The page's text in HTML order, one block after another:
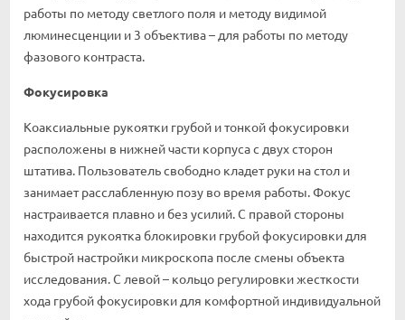
работы по методу светлого поля и методу видимой
люминесценции и 3 объектива – для работы по методу
фазового контраста.
Фокусировка
Коаксиальные рукоятки грубой и тонкой фокусировки
расположены в нижней части корпуса с двух сторон
штатива. Пользователь свободно кладет руки на стол и
занимает расслабленную позу во время работы. Фокус
настраивается плавно и без усилий. С правой стороны
находится рукоятка блокировки грубой фокусировки для
быстрой настройки микроскопа после смены объекта
исследования. С левой – кольцо регулировки жесткости
хода грубой фокусировки для комфортной индивидуальной